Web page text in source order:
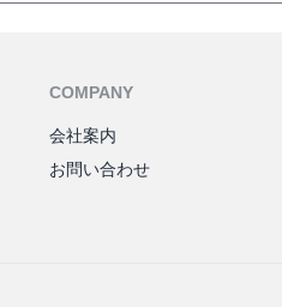
COMPANY
会社案内
お問い合わせ